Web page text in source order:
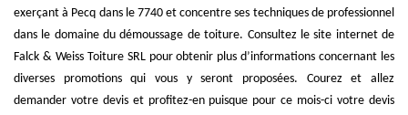
exerçant à Pecq dans le 7740 et concentre ses techniques de professionnel
dans le domaine du démoussage de toiture. Consultez le site internet de
Falck & Weiss Toiture SRL pour obtenir plus d’informations concernant les
diverses promotions qui vous y seront proposées. Courez et allez
demander votre devis et profitez-en puisque pour ce mois-ci votre devis